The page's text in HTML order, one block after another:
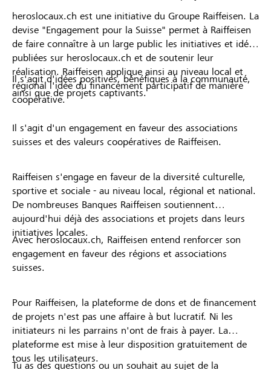
heroslocaux.ch est une initiative du Groupe Raiffeisen. La
devise "Engagement pour la Suisse" permet à Raiffeisen
de faire connaître à un large public les initiatives et idées
publiées sur heroslocaux.ch et de soutenir leur
réalisation. Raiffeisen applique ainsi au niveau local et
régional l'idée du financement participatif de manière
coopérative.
Il s'agit d'idées positives, bénéfiques à la communauté,
ainsi que de projets captivants.
Il s'agit d'un engagement en faveur des associations
suisses et des valeurs coopératives de Raiffeisen.
Raiffeisen s'engage en faveur de la diversité culturelle,
sportive et sociale - au niveau local, régional et national.
De nombreuses Banques Raiffeisen soutiennent
aujourd'hui déjà des associations et projets dans leurs
initiatives locales.
Avec heroslocaux.ch, Raiffeisen entend renforcer son
engagement en faveur des régions et associations
suisses.
Pour Raiffeisen, la plateforme de dons et de financement
de projets n'est pas une affaire à but lucratif. Ni les
initiateurs ni les parrains n'ont de frais à payer. La
plateforme est mise à leur disposition gratuitement de
tous les utilisateurs.
Tu as des questions ou un souhait au sujet de la